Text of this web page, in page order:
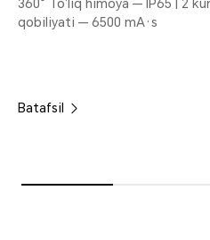
360° To‘liq himoya — IP65 | 2
qobiliyati — 6500 mA·s
Batafsil